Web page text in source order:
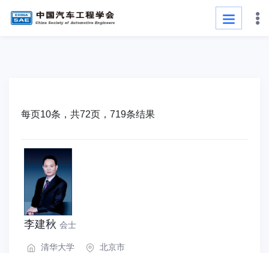
每页10条，共72页，719条结果
李建秋 会士
清华大学
北京市